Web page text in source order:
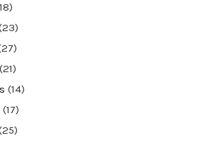
(21)
(14)
(17)